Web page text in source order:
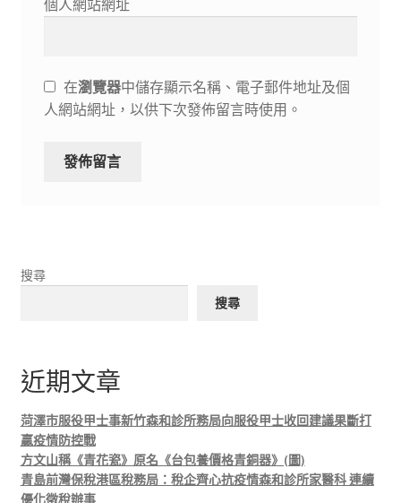
個人網站網址
在瀏覽器中儲存顯示名稱、電子郵件地址及個
人網站網址，以供下次發佈留言時使用。
搜尋
搜尋
近期文章
菏澤市服役甲士事新竹森和診所務局向服役甲士收回建議果斷打
贏疫情防控戰
方文山稱《青花瓷》原名《台包養價格青銅器》(圖)
青島前灣保稅港區稅務局：稅企齊心抗疫情森和診所家醫科 連續
優化徵稅辦事